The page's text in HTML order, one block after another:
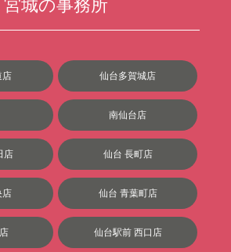
宮城の事務所
店 仙台多賀城店
南仙台店
店 仙台 長町店
店 仙台 青葉町店
仙台駅前 西口店